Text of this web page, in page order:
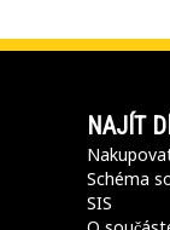
NAJÍT
Schéma
SIS